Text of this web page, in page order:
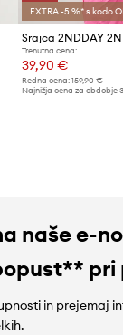
EXTRA -5 %* s kodo
Trenutna cena:
39,90 €
Redna cena:159,90 €
Najnižja cena za obdobje
naše e-
pri
in prejemaj